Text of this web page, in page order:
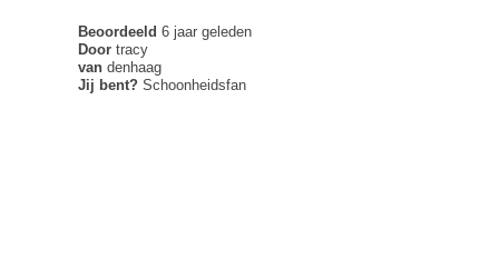
Beoordeeld6 jaar geleden
Door tracy
van denhaag
Jij bent?Schoonheidsfan